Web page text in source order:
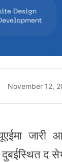
November 12,
जारी
द